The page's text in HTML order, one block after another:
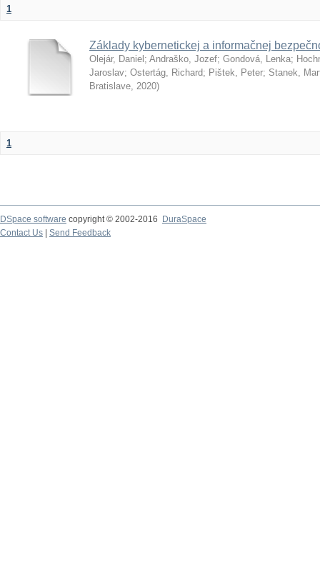
1
Základy kybernetickej a informačnej
Olejár, Daniel ; Andraško, Jozef; Gondová, Lenka;
Jaroslav; Ostertág, Richard; Pištek, Peter; Stanek,
Bratislave, 2020)
1
DSpace software copyright © 2002-2016
DuraSpace
Contact Us
Send Feedback